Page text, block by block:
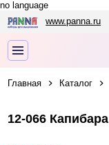
no language
www.panna.ru
Главная Каталог
12-066 Капибара